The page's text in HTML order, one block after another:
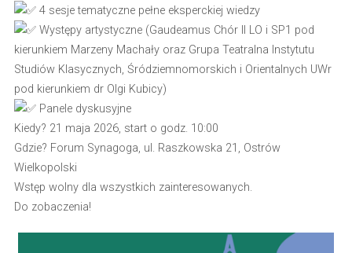
4 sesje tematyczne pełne eksperckiej wiedzy
Występy artystyczne (Gaudeamus Chór II LO i SP1 pod
kierunkiem Marzeny Machały oraz Grupa Teatralna Instytutu
Studiów Klasycznych, Śródziemnomorskich i Orientalnych UWr
pod kierunkiem dr Olgi Kubicy)
Panele dyskusyjne
Kiedy? 21 maja 2026, start o godz. 10:00
Gdzie? Forum Synagoga, ul. Raszkowska 21, Ostrów
Wielkopolski
Wstęp wolny dla wszystkich zainteresowanych.
Do zobaczenia!